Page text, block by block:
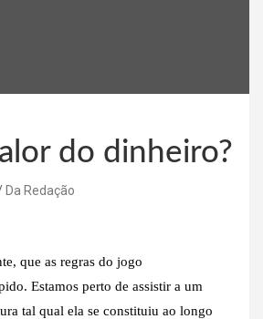
do dinheiro?
Da Redação
que as regras do jogo
Estamos perto de assistir a um
tal qual ela se constituiu ao longo